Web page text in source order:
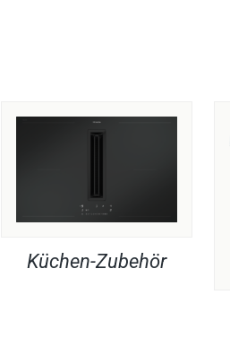
Küchen-Zubehör